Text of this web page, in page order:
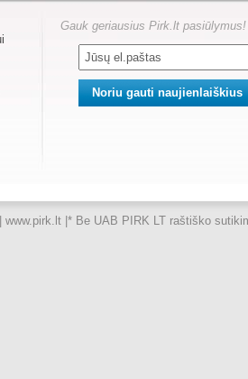
Gauk geriausius Pirk.lt pasiūlymus!
| * Be UAB PIRK LT raštiško